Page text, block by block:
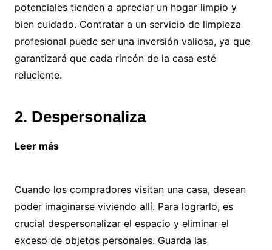
potenciales tienden a apreciar un hogar limpio y
bien cuidado. Contratar a un servicio de limpieza
profesional puede ser una inversión valiosa, ya que
garantizará que cada rincón de la casa esté
reluciente.
2. Despersonaliza
Leer más
Cuando los compradores visitan una casa, desean
poder imaginarse viviendo allí. Para lograrlo, es
crucial despersonalizar el espacio y eliminar el
exceso de objetos personales. Guarda las